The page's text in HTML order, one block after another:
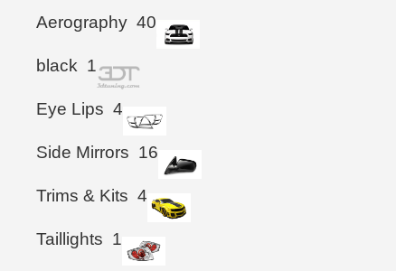
Aerography 40
black 1
Eye Lips 4
Side Mirrors 16
Trims & Kits 4
Taillights 1